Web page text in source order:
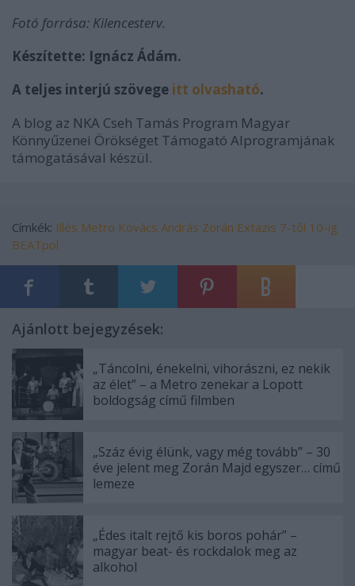
Fotó forrása: Kilencesterv.
Készítette: Ignácz Ádám.
A teljes interjú szövege itt olvasható.
A blog az NKA Cseh Tamás Program Magyar
Könnyűzenei Örökséget Támogató Alprogramjának
támogatásával készül.
Címkék: Illés Metro Kovács András Zorán Extázis 7-től 10-ig
BEATpol
Ajánlott bejegyzések:
„Táncolni, énekelni, vihorászni, ez nekik
az élet” – a Metro zenekar a Lopott
boldogság című filmben
„Száz évig élünk, vagy még tovább” – 30
éve jelent meg Zorán Majd egyszer… című
lemeze
„Édes italt rejtő kis boros pohár” –
magyar beat- és rockdalok meg az
alkohol